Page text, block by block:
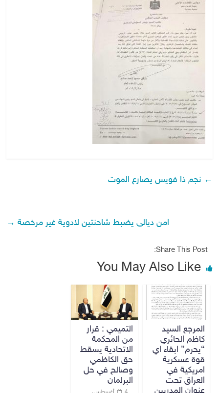
← نجم ذا فويس يصارع الموت
امن ديالى يضبط شاحنتين لادوية غير مرخصة →
Share This Post:
You May Also Like
المرجع السيد
كاظم الحائري
“يحرم” ابقاء اي
قوة عسكرية
امريكية في
العراق تحت
التميمي : قرار
من المحكمة
الاتحادية يسقط
حق الكاظمي
وصالح في حل
البرلمان